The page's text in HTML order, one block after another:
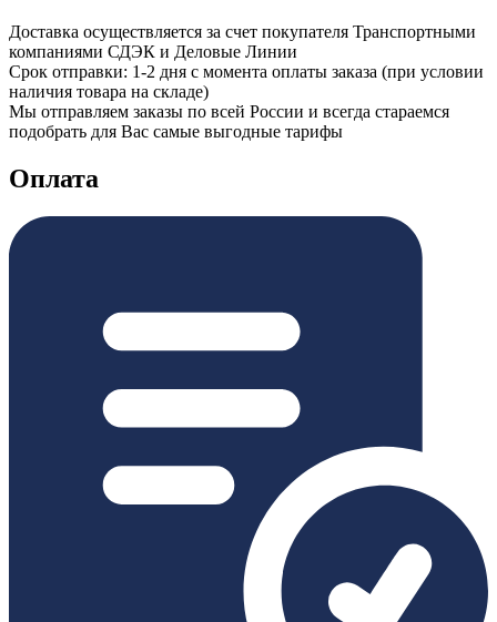
Доставка осуществляется за счет покупателя Транспортными
компаниями СДЭК и Деловые Линии
Срок отправки: 1-2 дня с момента оплаты заказа (при условии
наличия товара на складе)
Мы отправляем заказы по всей России и всегда стараемся
подобрать для Вас самые выгодные тарифы
Оплата